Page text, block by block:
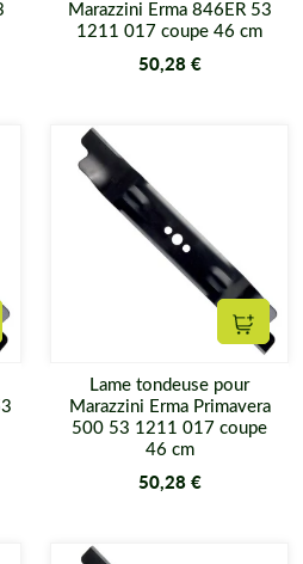
Marazzini Erma 846ER 53
1211 017 coupe 46 cm
50,28 €
au panier
Lame tondeuse pour
Marazzini Erma Primavera
500 53 1211 017 coupe
46 cm
50,28 €